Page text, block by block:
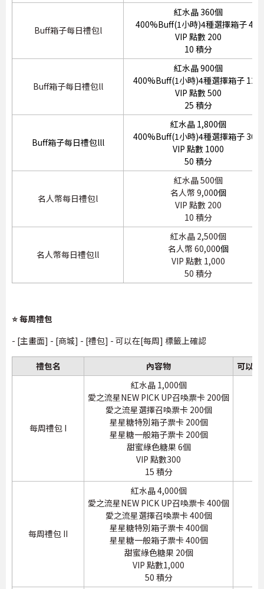
Buff箱子每日禮包l
紅水晶 360個
400%Buff(1小時)4種選擇箱子 4個
VIP 點數 200
10 積分
Buff箱子每日禮包ll
紅水晶 900個
400%Buff(1小時)4種選擇箱子 12個
VIP 點數 500
25 積分
Buff箱子每日禮包lll
紅水晶 1,800個
400%Buff(1小時)4種選擇箱子 30個
VIP 點數 1000
50 積分
名人幣每日禮包l
紅水晶 500個
名人幣 9,000個
VIP 點數 200
10 積分
名人幣每日禮包ll
紅水晶 2,500個
名人幣 60,000個
VIP 點數 1,000
50 積分
⭐ 每周禮包
- [主畫面] - [商城] - [禮包] - 可以在[每周] 標籤上確認
禮包名 內容物 可以
每周禮包 I
紅水晶 1,000個
愛之流星NEW PICK UP召喚票卡 200個
愛之流星選擇召喚票卡 200個
星星糖特別箱子票卡 200個
星星糖一般箱子票卡 200個
甜蜜綠色糖果 6個
VIP 點數300
15 積分
每周禮包 II
紅水晶 4,000個
愛之流星NEW PICK UP召喚票卡 400個
愛之流星選擇召喚票卡 400個
星星糖特別箱子票卡 400個
星星糖一般箱子票卡 400個
甜蜜綠色糖果 20個
VIP 點數1,000
50 積分